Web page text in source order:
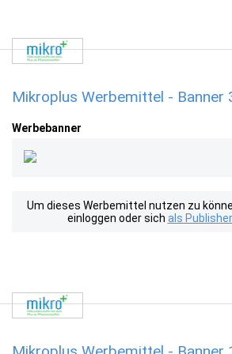
Mikroplus Werbemittel - Banner
Werbebanner
Um dieses Werbemittel nutzen zu
einloggen oder sich als